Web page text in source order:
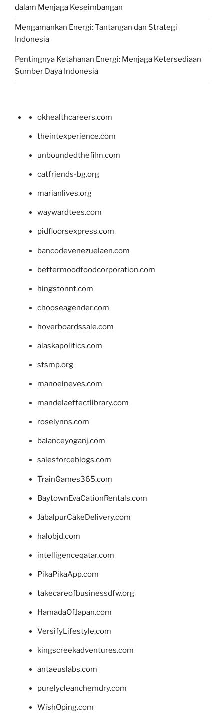
dalam Menjaga Keseimbangan
Mengamankan Energi: Tantangan dan Strategi
Indonesia
Pentingnya Ketahanan Energi: Menjaga Ketersediaan
Sumber Daya Indonesia
okhealthcareers.com
theintexperience.com
unboundedthefilm.com
catfriends-bg.org
marianlives.org
waywardtees.com
pidfloorsexpress.com
bancodevenezuelaen.com
bettermoodfoodcorporation.com
hingstonnt.com
chooseagender.com
hoverboardssale.com
alaskapolitics.com
stsmp.org
manoelneves.com
mandelaeffectlibrary.com
roselynns.com
balanceyoganj.com
salesforceblogs.com
TrainGames365.com
BaytownEvaCationRentals.com
JabalpurCakeDelivery.com
halobjd.com
intelligenceqatar.com
PikaPikaApp.com
takecareofbusinessdfw.org
HamadaOfJapan.com
VersifyLifestyle.com
kingscreekadventures.com
antaeuslabs.com
purelycleanchemdry.com
WishOping.com